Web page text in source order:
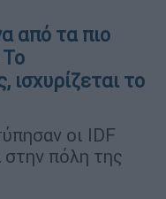
από τα πιο
ισχυρίζεται το
οι IDF
πόλη της